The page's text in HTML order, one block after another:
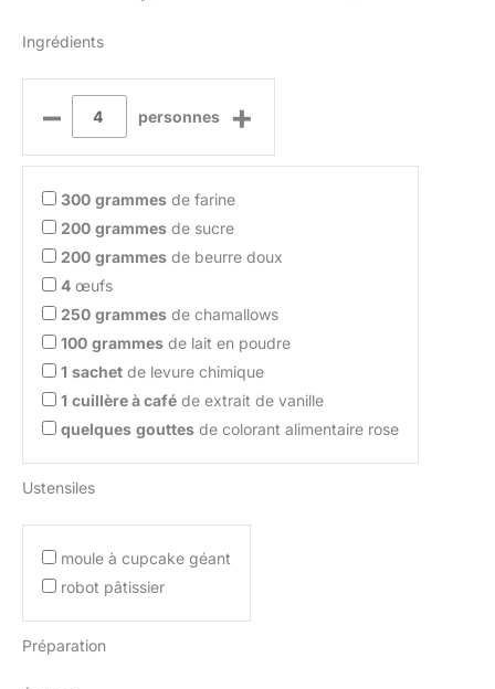
Ingrédients
– personnes +
300 grammes de farine
200 grammes de sucre
200 grammes de beurre doux
4 œufs
250 grammes de chamallows
100 grammes de lait en poudre
1 sachet de levure chimique
1 cuillère à café de extrait de vanille
quelques gouttes de colorant alimentaire rose
Ustensiles
moule à cupcake géant
robot pâtissier
Préparation